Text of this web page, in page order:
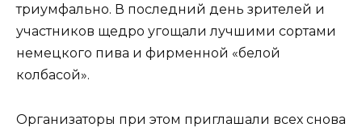
триумфально. В последний день зрителей и
участников щедро угощали лучшими сортами
немецкого пива и фирменной «белой
колбасой».
Организаторы при этом приглашали всех снова